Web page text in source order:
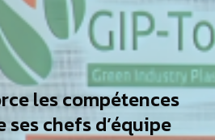
les compétences
chefs d’équipe